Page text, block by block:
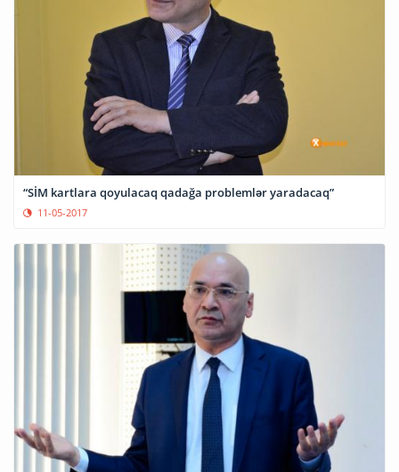
“SİM kartlara qoyulacaq qadağa problemlər yaradacaq”
11-05-2017